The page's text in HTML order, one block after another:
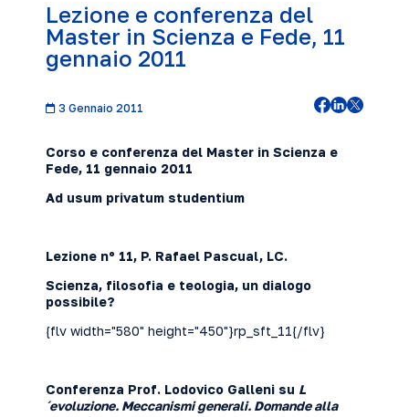
Lezione e conferenza del
Master in Scienza e Fede, 11
gennaio 2011
3 Gennaio 2011
Corso e conferenza del Master in Scienza e
Fede, 11 gennaio 2011
Ad usum privatum studentium
Lezione nº 11, P. Rafael Pascual, LC.
Scienza, filosofia e teologia, un dialogo
possibile?
{flv width="580" height="450"}rp_sft_11{/flv}
Conferenza Prof. Lodovico Galleni su L
´evoluzione. Meccanismi generali. Domande alla